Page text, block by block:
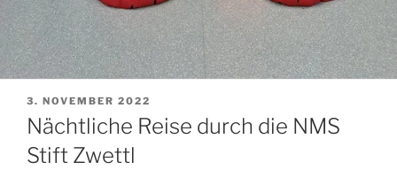
VERÖFFENTLICHT
AM
3. NOVEMBER 2022
Nächtliche Reise durch die NMS
Stift Zwettl